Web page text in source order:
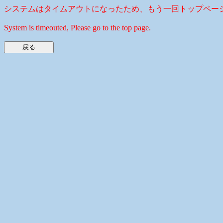
システムはタイムアウトになったため、もう一回トップペー
System is timeouted, Please go to the top page.